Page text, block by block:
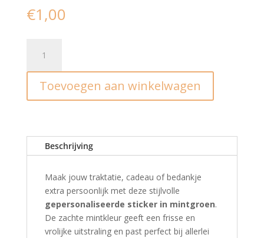
€1,00
gepersonaliseerd
mint
st.)
aantal
Toevoegen aan winkelwagen
Beschrijving
Maak jouw traktatie, cadeau of bedankje
extra persoonlijk met deze stijlvolle
gepersonaliseerde sticker in mintgroen.
De zachte mintkleur geeft een frisse en
vrolijke uitstraling en past perfect bij allerlei